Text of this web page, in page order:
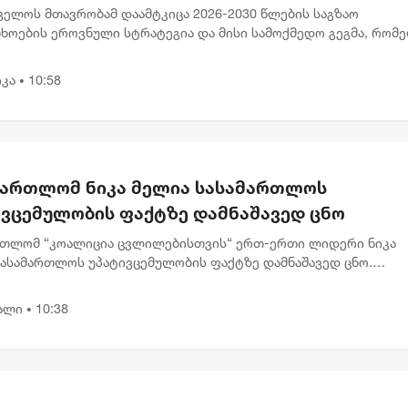
და დაღუპულთა რაოდენობის 25%-
ითვალისწინებს
მთავრობამ დაამტკიცა 2026-2030 წლების საგზაო
ეროვნული სტრატეგია და მისი სამოქმედო გეგმა,
რაოდენობის 2...
• 10:58
ნიკა მელია სასამართლოს
ფაქტზე დამნაშავედ ცნო
“კოალიცია ცვლილებისთვის“ ერთ-ერთი ლიდერი ნიკა
უპატივცემულობის ფაქტზე დამნაშავედ ცნო.
თავისუფლების...
• 10:38